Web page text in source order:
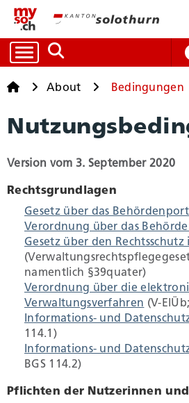
Auf die Suche
Startseite
Alle Dienstleistungen
Bildung, Kultur und Sport
Gesundheit und Soziales
Mobilität und Verkehr
Umwelt und Bauen
Persönliches
Startseite
About Bedingungen
Version vom 3. September 2020
Rechtsgrundlagen
Gesetz über das
Verordnung über das
Gesetz über den
namentlich §39quater)
Verordnung über die
Verwaltungsverfahren (V-
Informations- und
114.1)
Informations- und
BGS 114.2)
Pflichten der Nutzerinnen